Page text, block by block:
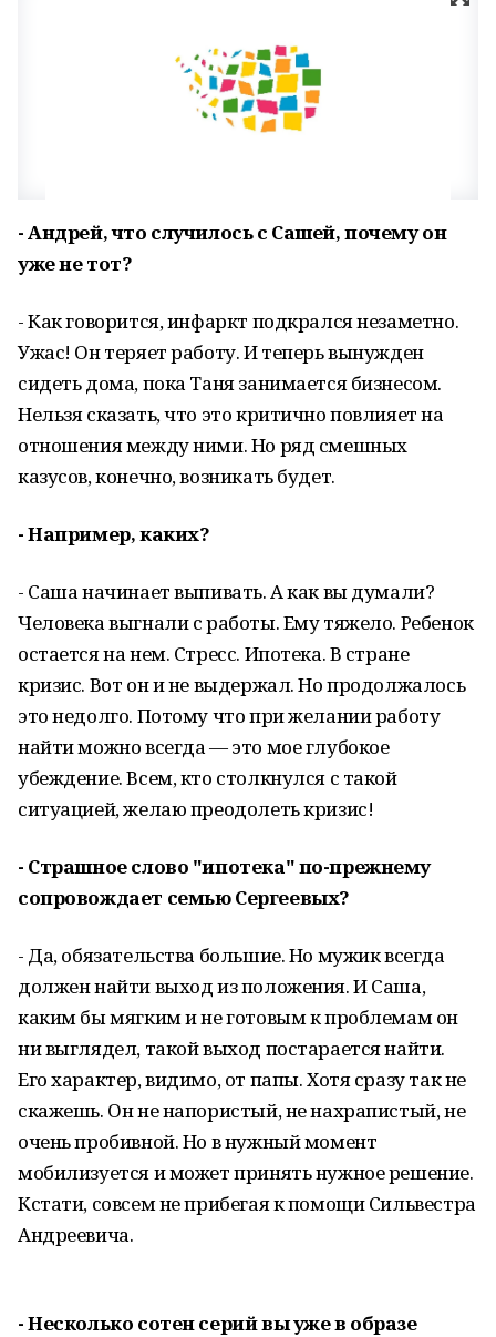
- Андрей, что случилось с Сашей, почему он
уже не тот?
- Как говорится, инфаркт подкрался незаметно.
Ужас! Он теряет работу. И теперь вынужден
сидеть дома, пока Таня занимается бизнесом.
Нельзя сказать, что это критично повлияет на
отношения между ними. Но ряд смешных
казусов, конечно, возникать будет.
- Например, каких?
- Саша начинает выпивать. А как вы думали?
Человека выгнали с работы. Ему тяжело. Ребенок
остается на нем. Стресс. Ипотека. В стране
кризис. Вот он и не выдержал. Но продолжалось
это недолго. Потому что при желании работу
найти можно всегда — это мое глубокое
убеждение. Всем, кто столкнулся с такой
ситуацией, желаю преодолеть кризис!
- Страшное слово "ипотека" по-прежнему
сопровождает семью Сергеевых?
- Да, обязательства большие. Но мужик всегда
должен найти выход из положения. И Саша,
каким бы мягким и не готовым к проблемам он
ни выглядел, такой выход постарается найти.
Его характер, видимо, от папы. Хотя сразу так не
скажешь. Он не напористый, не нахрапистый, не
очень пробивной. Но в нужный момент
мобилизуется и может принять нужное решение.
Кстати, совсем не прибегая к помощи Сильвестра
Андреевича.
- Несколько сотен серий вы уже в образе